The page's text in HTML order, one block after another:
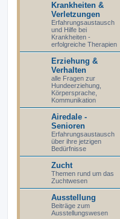
Krankheiten &
Verletzungen
Erfahrungsaustausch
und Hilfe bei
Krankheiten -
erfolgreiche Therapien
Erziehung &
Verhalten
alle Fragen zur
Hundeerziehung,
Körpersprache,
Kommunikation
Airedale -
Senioren
Erfahrungsaustausch
über ihre jetzigen
Bedürfnisse
Zucht
Themen rund um das
Zuchtwesen
Ausstellung
Beiträge zum
Ausstellungswesen